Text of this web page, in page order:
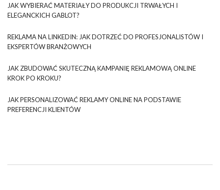
JAK WYBIERAĆ MATERIAŁY DO PRODUKCJI TRWAŁYCH I
ELEGANCKICH GABLOT?
REKLAMA NA LINKEDIN: JAK DOTRZEĆ DO PROFESJONALISTÓW I
EKSPERTÓW BRANŻOWYCH
JAK ZBUDOWAĆ SKUTECZNĄ KAMPANIĘ REKLAMOWĄ ONLINE
KROK PO KROKU?
JAK PERSONALIZOWAĆ REKLAMY ONLINE NA PODSTAWIE
PREFERENCJI KLIENTÓW